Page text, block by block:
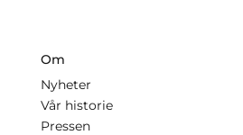
Om
Nyheter
Vår historie
Pressen